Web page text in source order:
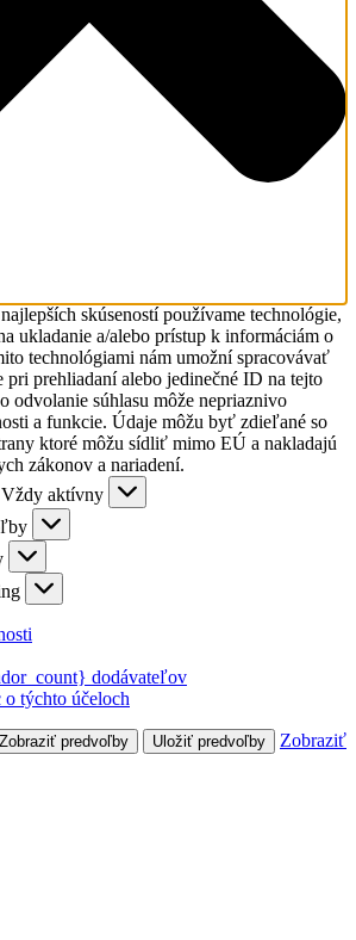
skúseností používame technológie,
ukladanie a/alebo prístup k informáciám o
technológiami nám umožní spracovávať
pri prehliadaní alebo jedinečné ID na tejto
odvolanie súhlasu môže nepriaznivo
a funkcie. Údaje môžu byť zdieľané so
ktoré môžu sídliť mimo EÚ a nakladajú
zákonov a nariadení.
Vždy aktívny
dodávateľov
o týchto účeloch
Zobraziť predvoľby Uložiť predvoľby
Zobraziť